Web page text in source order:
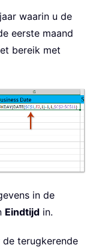
waarin u de
eerste maand
bereik met
in de
Eindtijd in.
terugkerende